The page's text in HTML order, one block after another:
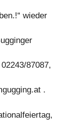
wieder
87087,
.